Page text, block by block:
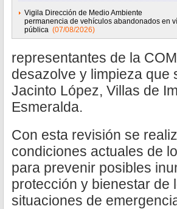
Vigila Dirección de Medio Ambiente
permanencia de vehículos abandonados en
pública (07/08/2026)
representantes de la
desazolve y limpieza que
Jacinto López, Villas de
Esmeralda.
Con esta revisión se
condiciones actuales de
para prevenir posibles
protección y bienestar de
situaciones de